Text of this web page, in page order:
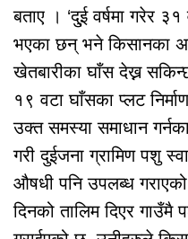
बताए । ‘दु्ई वर्षमा गरेर ३१
भएका छन् भने किसानका
खेतबारीका घाँस देख्न
१९ वटा घाँसका प्लट
उक्त समस्या समाधान
गरी दुईजना ग्रामिण पशु
औषधी पनि उपलब्ध
दिनको तालिम दिएर गाउँमै